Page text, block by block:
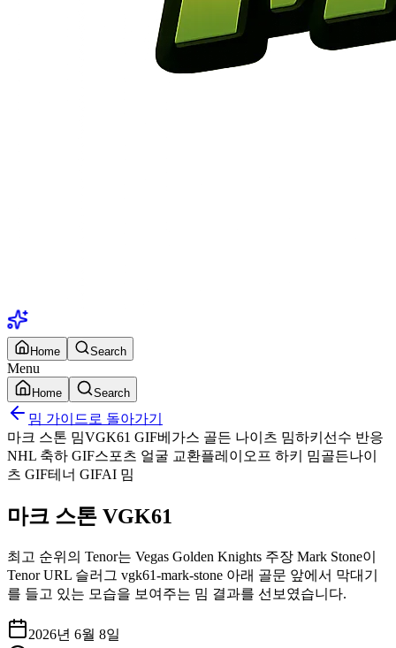
Home Search
Menu
Home Search
밈 가이드로 돌아가기
마크 스톤 밈VGK61 GIF베가스 골든 나이츠 밈하키선수 반응
NHL 축하 GIF스포츠 얼굴 교환플레이오프 하키 밈골든나이
츠 GIF테너 GIFAI 밈
마크 스톤 VGK61
최고 순위의 Tenor는 Vegas Golden Knights 주장 Mark Stone이
Tenor URL 슬러그 vgk61-mark-stone 아래 골문 앞에서 막대기
를 들고 있는 모습을 보여주는 밈 결과를 선보였습니다.
2026년 6월 8일